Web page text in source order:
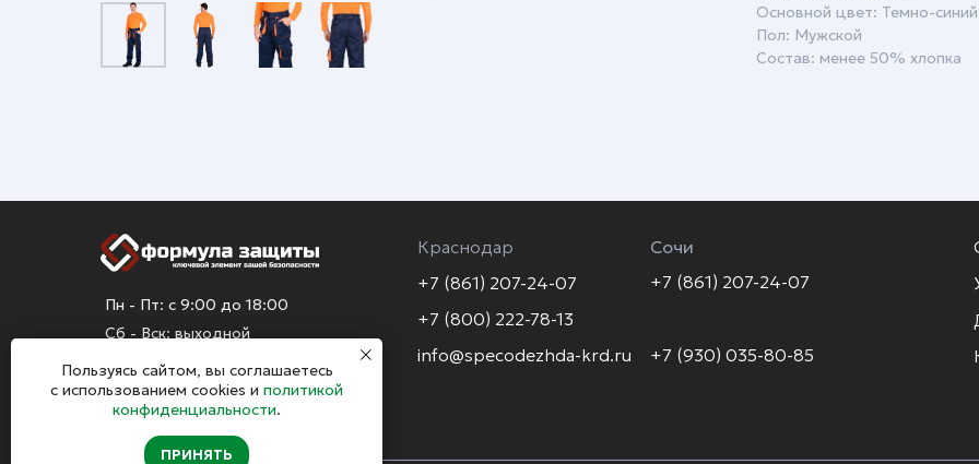
Основной цвет: Темно-синий
Пол: Мужской
Состав: менее 50% хлопка
Пользуясь сайтом, вы соглашаетесь
с использованием cookies и политикой
конфиденциальности.
ПРИНЯТЬ
Краснодар
Сочи
+7 (861) 207-24-07
+7 (861) 207-24-07
+7 (800) 222-78-13
+7 (930) 035-80-85
info@specodezhda-krd.ru
Пн - Пт: с 9:00 до 18:00
Сб - Вск: выходной